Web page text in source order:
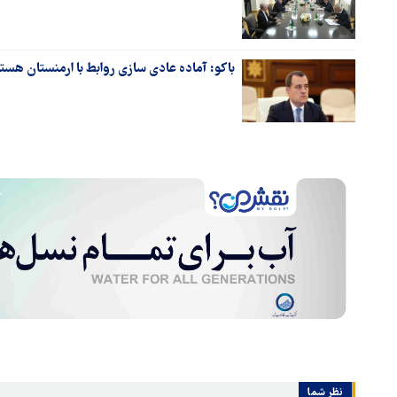
باکو: آماده عادی سازی روابط با ارمنستان
نظر شما